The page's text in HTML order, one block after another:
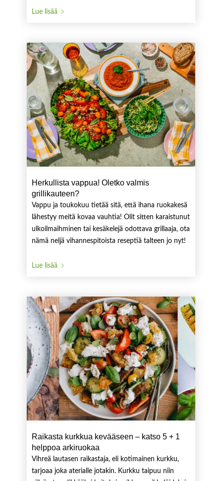
Lue lisää
Herkullista vappua! Oletko valmis
grillikauteen?
Vappu ja toukokuu tietää sitä, että ihana ruokakesä
lähestyy meitä kovaa vauhtia! Olit sitten karaistunut
ulkoilmaihminen tai kesäkelejä odottava grillaaja, ota
nämä neljä vihannespitoista reseptiä talteen jo nyt!
Lue lisää
Raikasta kurkkua kevääseen – katso 5 + 1
helppoa arkiruokaa
Vihreä lautasen raikastaja, eli kotimainen kurkku,
tarjoaa joka aterialle jotakin. Kurkku taipuu niin